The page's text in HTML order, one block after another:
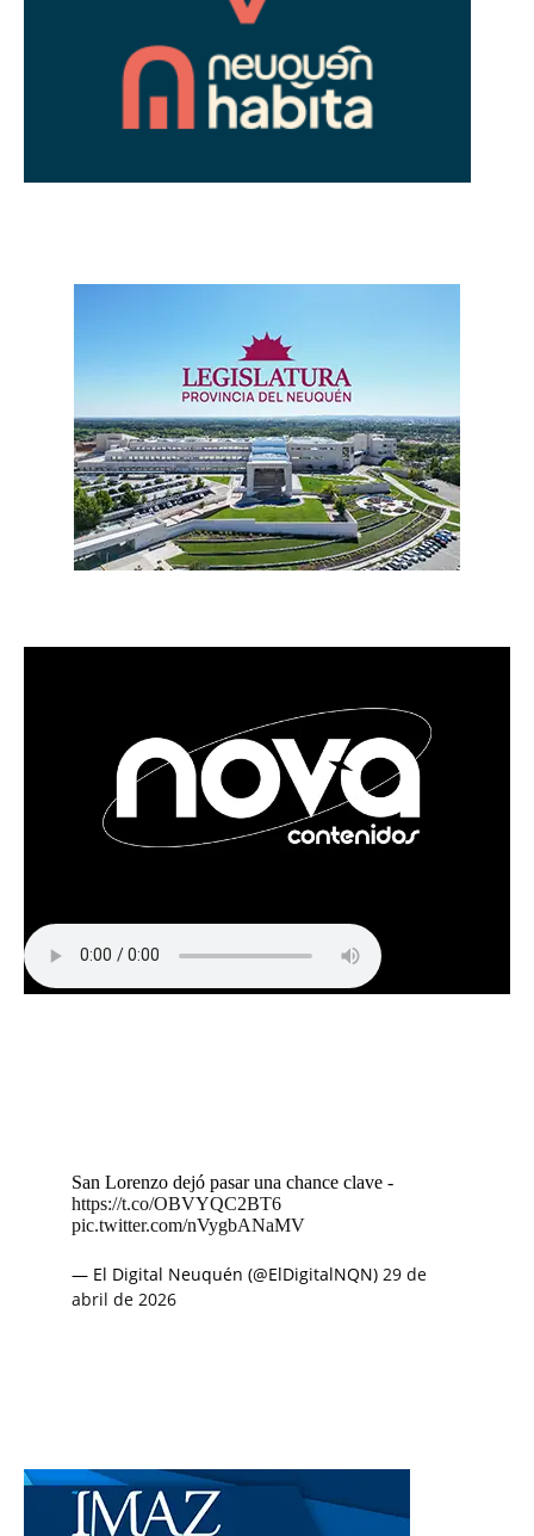
San Lorenzo dejó pasar una chance clave -
https://t.co/OBVYQC2BT6
pic.twitter.com/nVygbANaMV
— El Digital Neuquén (@ElDigitalNQN) 29 de
abril de 2026